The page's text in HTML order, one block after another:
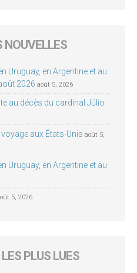
NOUVELLES
Uruguay, en Argentine et au
2026 août 5, 2026
au décès du cardinal Júlio
voyage aux États-Unis août 5,
Uruguay, en Argentine et au
5, 2026
PLUS LUES